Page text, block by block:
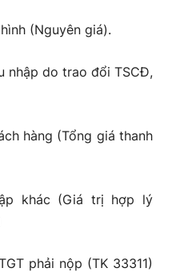
(Nguyên giá).
nhập do trao đổi TSCĐ,
hàng (Tổng giá thanh
khác (Giá trị hợp lý
phải nộp (TK 33311)